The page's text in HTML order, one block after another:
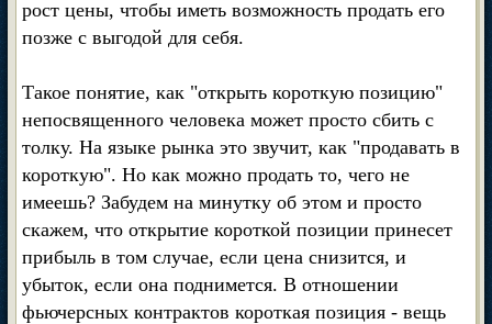
рост цены, чтобы иметь возможность продать его
позже с выгодой для себя.
Такое понятие, как "открыть короткую позицию"
непосвященного человека может просто сбить с
толку. На языке рынка это звучит, как "продавать в
короткую". Но как можно продать то, чего не
имеешь? Забудем на минутку об этом и просто
скажем, что открытие короткой позиции принесет
прибыль в том случае, если цена снизится, и
убыток, если она поднимется. В отношении
фьючерсных контрактов короткая позиция - вещь